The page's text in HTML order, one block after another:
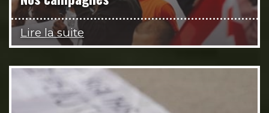
Lire la suite